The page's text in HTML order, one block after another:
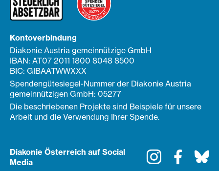
Kontoverbindung
Diakonie Austria gemeinnützige GmbH
IBAN: AT07 2011 1800 8048 8500
BIC: GIBAATWWXXX
Spendengütesiegel-Nummer der Diakonie Austria
gemeinnützigen GmbH: 05277
Die beschriebenen Projekte sind Beispiele für unsere
Arbeit und die Verwendung Ihrer Spende.
Diakonie Österreich auf Social
Media
Instagram